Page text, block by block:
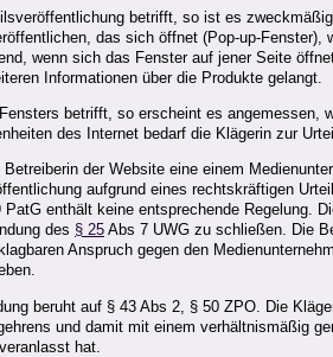
betrifft, so ist es
das sich öffnet (Pop-up-
wenn sich das Fenster auf jener Seite
Informationen über die Produkte gelangt.
betrifft, so erscheint es angemessen,
des Internet bedarf die Klägerin zur
der Website eine einem
aufgrund eines rechtskräftigen
PatG enthält keine entsprechende Regelung.
des § 25 Abs 7 UWG zu schließen. Die
Anspruch gegen den
beruht auf § 43 Abs 2, § 50 ZPO. Die
und damit mit einem verhältnismäßig
hat.